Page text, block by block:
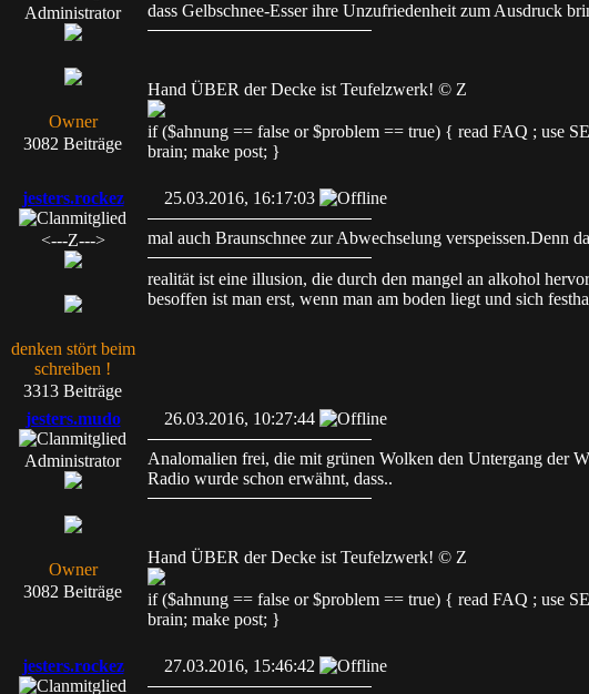
Administrator
Owner
3082 Beiträge
dass Gelbschnee-Esser ihre Unzufriedenheit zum Ausdruck
Hand ÜBER der Decke ist Teufelzwerk! © Z
if ($ahnung == false or $problem == true) { read FAQ ; use
brain; make post; }
jesters.rockez
<---Z--->
denken stört beim
schreiben !
3313 Beiträge
25.03.2016, 16:17:03
mal auch Braunschnee zur Abwechselung verspeissen.Denn
realität ist eine illusion, die durch den mangel an alkohol
besoffen ist man erst, wenn man am boden liegt und sich
jesters.mudo
Administrator
Owner
3082 Beiträge
26.03.2016, 10:27:44
Analomalien frei, die mit grünen Wolken den Untergang der
Radio wurde schon erwähnt, dass..
Hand ÜBER der Decke ist Teufelzwerk! © Z
if ($ahnung == false or $problem == true) { read FAQ ; use
brain; make post; }
jesters.rockez 27.03.2016, 15:46:42